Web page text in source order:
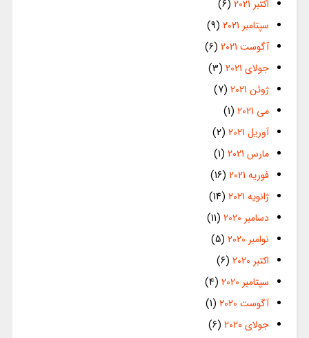
اکتبر 2021
(6)
سپتامبر 2021
(9)
آگوست 2021
(6)
جولای 2021
(3)
ژوئن 2021
(7)
می 2021
(1)
آوریل 2021
(2)
مارس 2021
(1)
فوریه 2021
(16)
ژانویه 2021
(14)
دسامبر 2020
(11)
نوامبر 2020
(5)
اکتبر 2020
(6)
سپتامبر 2020
(4)
آگوست 2020
(1)
جولای 2020
(6)